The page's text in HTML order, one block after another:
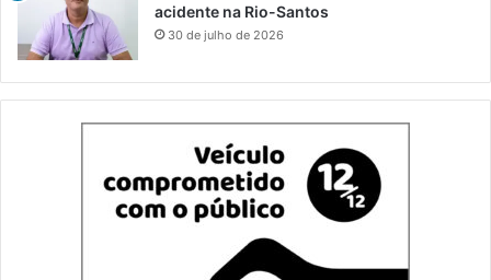
acidente na Rio-Santos
30 de julho de 2026